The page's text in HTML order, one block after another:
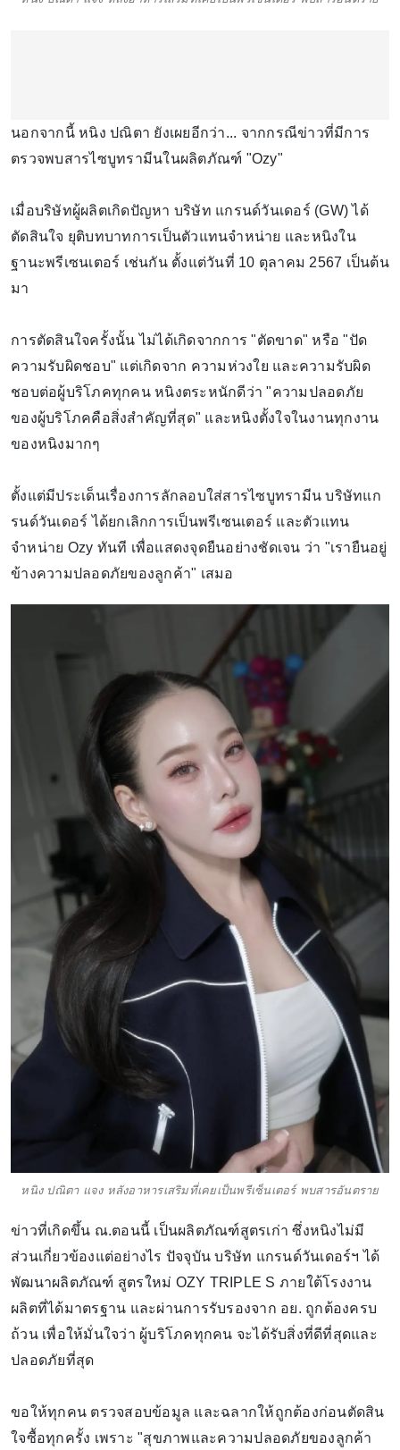
นอกจากนี้ หนิง ปณิตา ยังเผยอีกว่า... จากกรณีข่าวที่มีการ
ตรวจพบสารไซบูทรามีนในผลิตภัณฑ์ "Ozy"
เมื่อบริษัทผู้ผลิตเกิดปัญหา บริษัท แกรนด์วันเดอร์ (GW) ได้
ตัดสินใจ ยุติบทบาทการเป็นตัวแทนจำหน่าย และหนิงใน
ฐานะพรีเซนเตอร์ เช่นกัน ตั้งแต่วันที่ 10 ตุลาคม 2567 เป็นต้น
มา
การตัดสินใจครั้งนั้น ไม่ได้เกิดจากการ "ตัดขาด" หรือ "ปัด
ความรับผิดชอบ" แต่เกิดจาก ความห่วงใย และความรับผิด
ชอบต่อผู้บริโภคทุกคน หนิงตระหนักดีว่า "ความปลอดภัย
ของผู้บริโภคคือสิ่งสำคัญที่สุด" และหนิงตั้งใจในงานทุกงาน
ของหนิงมากๆ
ตั้งแต่มีประเด็นเรื่องการลักลอบใส่สารไซบูทรามีน บริษัทแก
รนด์วันเดอร์ ได้ยกเลิกการเป็นพรีเซนเตอร์ และตัวแทน
จำหน่าย Ozy ทันที เพื่อแสดงจุดยืนอย่างชัดเจน ว่า "เรายืนอยู่
ข้างความปลอดภัยของลูกค้า" เสมอ
หนิง ปณิตา แจง หลังอาหารเสริมที่เคยเป็นพรีเซ็นเตอร์ พบสารอันตราย
ข่าวที่เกิดขึ้น ณ.ตอนนี้ เป็นผลิตภัณฑ์สูตรเก่า ซึ่งหนิงไม่มี
ส่วนเกี่ยวข้องแต่อย่างไร ปัจจุบัน บริษัท แกรนด์วันเดอร์ฯ ได้
พัฒนาผลิตภัณฑ์ สูตรใหม่ OZY TRIPLE S ภายใต้โรงงาน
ผลิตที่ได้มาตรฐาน และผ่านการรับรองจาก อย. ถูกต้องครบ
ถ้วน เพื่อให้มั่นใจว่า ผู้บริโภคทุกคน จะได้รับสิ่งที่ดีที่สุดและ
ปลอดภัยที่สุด
ขอให้ทุกคน ตรวจสอบข้อมูล และฉลากให้ถูกต้องก่อนตัดสิน
ใจซื้อทุกครั้ง เพราะ "สุขภาพและความปลอดภัยของลูกค้า